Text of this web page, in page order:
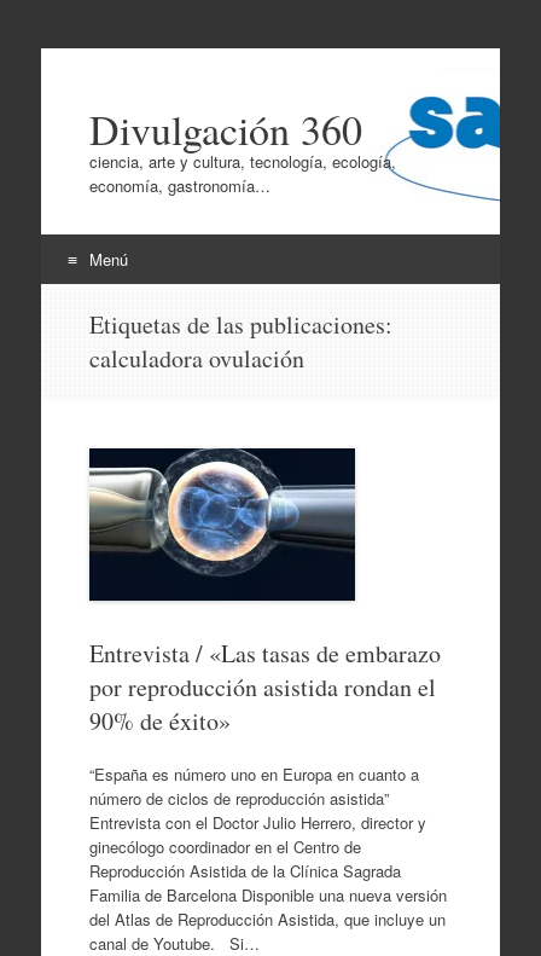
Divulgación 360
ciencia, arte y cultura, tecnología, ecología,
economía, gastronomía…
Menú
contenido
Etiquetas de las publicaciones:
calculadora ovulación
Entrevista / «Las tasas de embarazo
por reproducción asistida rondan el
90% de éxito»
“España es número uno en Europa en cuanto a
número de ciclos de reproducción asistida”
Entrevista con el Doctor Julio Herrero, director y
ginecólogo coordinador en el Centro de
Reproducción Asistida de la Clínica Sagrada
Familia de Barcelona Disponible una nueva versión
del Atlas de Reproducción Asistida, que incluye un
canal de Youtube. Si…